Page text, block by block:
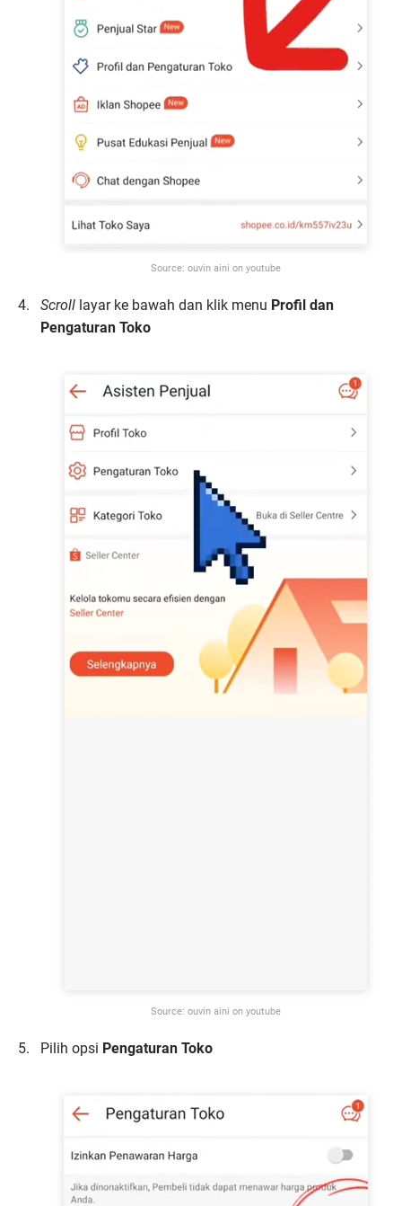
Source: ouvin aini on youtube
Scroll layar ke bawah dan klik menu Profil dan
Pengaturan Toko
Source: ouvin aini on youtube
Pilih opsi Pengaturan Toko